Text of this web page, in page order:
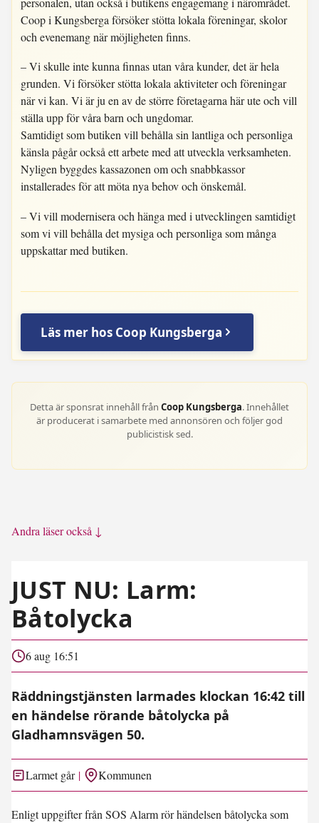
Coop i Kungsberga försöker stötta lokala föreningar, skolor
och evenemang när möjligheten finns.
– Vi skulle inte kunna finnas utan våra kunder, det är hela
grunden. Vi försöker stötta lokala aktiviteter och föreningar
när vi kan. Vi är ju en av de större företagarna här ute och vill
ställa upp för våra barn och ungdomar.
Samtidigt som butiken vill behålla sin lantliga och personliga
känsla pågår också ett arbete med att utveckla verksamheten.
Nyligen byggdes kassazonen om och snabbkassor
installerades för att möta nya behov och önskemål.
– Vi vill modernisera och hänga med i utvecklingen samtidigt
som vi vill behålla det mysiga och personliga som många
uppskattar med butiken.
Läs mer hos Coop Kungsberga
Detta är sponsrat innehåll från Coop Kungsberga. Innehållet
är producerat i samarbete med annonsören och följer god
publicistisk sed.
Andra läser också ↓
JUST NU: Larm:
Båtolycka
6 aug 16:51
Räddningstjänsten larmades klockan 16:42 till
en händelse rörande båtolycka på
Gladhamnsvägen 50.
Larmet går Kommunen
Enligt uppgifter från SOS Alarm rör händelsen båtolycka som